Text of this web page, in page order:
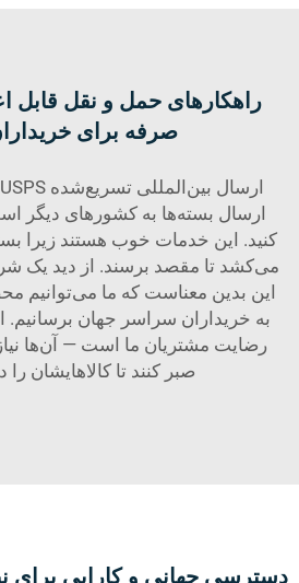
راهکارهای حمل و نقل قابل
صرفه برای
ارسال بسته‌ها به کشورهای دیگر
کنید. این خدمات خوب هستند زیرا
می‌کشد تا مقصد برسند. از دید یک
این بدین معناست که ما می‌توانیم
به خریداران سراسر جهان برسانیم.
رضایت مشتریان ما است — آن‌ها
صبر کنند تا کالاهایشان را
دسترسی جهانی و کارایی برای